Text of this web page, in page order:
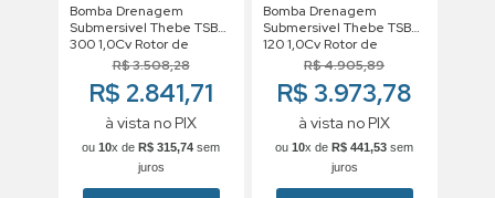
Bomba Drenagem
Submersivel Thebe TSBE
300 1,0Cv Rotor de
96,5mm Trifasico Motor
R$3.508,28
R$ 2.841,71
à vista no PIX
ou 10x de R$ 315,74 sem
juros
Bomba Drenagem
Submersivel Thebe TSB
120 1,0Cv Rotor de
100mm Monofasico Motor
R$4.905,89
R$ 3.973,78
à vista no PIX
ou 10x de R$ 441,53 sem
juros